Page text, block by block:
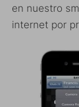
en nuestro
internet por